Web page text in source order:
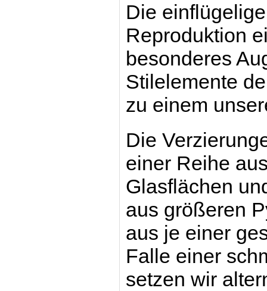
Die
Reproduktion
besonderes
Stilelemente
zu einem
Die
einer Reihe
Glasflächen
aus größeren
aus je einer
Falle einer
setzen wir